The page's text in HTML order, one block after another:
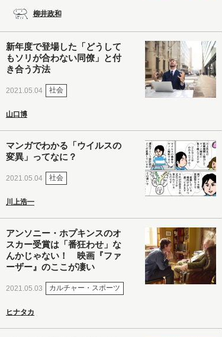
柳井政和
新年度で登場した「どうして
もソリが合わない同僚」と付
き合う方法
2021.05.04 社会
山口博
マンガでわかる「ウイルスの
変異」ってなに？
2021.05.04 社会
川上浩一
アンソニー・ホプキンスのオ
スカー受賞は「番狂わせ」な
んかじゃない！ 映画『ファ
ーザー』のここが凄い
2021.05.03 カルチャー・スポーツ
ヒナタカ